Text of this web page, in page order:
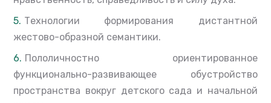
Технологии формирования дистантной
жестово-образной семантики.
Пололичностно ориентированное
функционально-развивающее обустройство
пространства вокруг детского сада и начальной